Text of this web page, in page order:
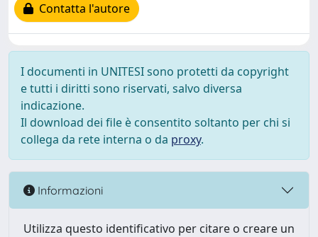
Contatta l'autore
I documenti in UNITESI sono protetti da copyright
e tutti i diritti sono riservati, salvo diversa
indicazione.
Il download dei file è consentito soltanto per chi si
collega da rete interna o da proxy.
Informazioni
Utilizza questo identificativo per citare o creare un